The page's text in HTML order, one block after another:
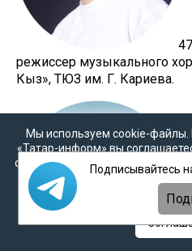
режиссер музыкального
Кыз», ТЮЗ им. Г. Кариева.
Мы используем cookie-
«Татар-информ» вы
cookie в соответствии с
наобработку
персональных данных
Подписывайтесь